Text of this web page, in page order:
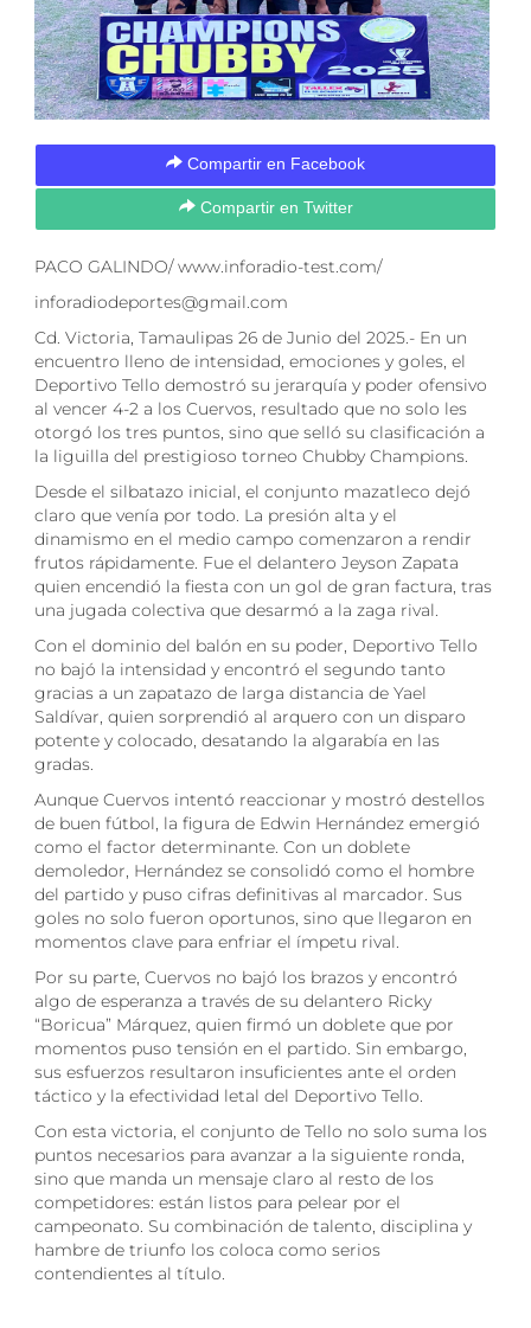
Compartir en Facebook
Compartir en Twitter
PACO GALINDO/ www.inforadio-test.com/
inforadiodeportes@gmail.com
Cd. Victoria, Tamaulipas 26 de Junio del 2025.- En un
encuentro lleno de intensidad, emociones y goles, el
Deportivo Tello demostró su jerarquía y poder ofensivo
al vencer 4-2 a los Cuervos, resultado que no solo les
otorgó los tres puntos, sino que selló su clasificación a
la liguilla del prestigioso torneo Chubby Champions.
Desde el silbatazo inicial, el conjunto mazatleco dejó
claro que venía por todo. La presión alta y el
dinamismo en el medio campo comenzaron a rendir
frutos rápidamente. Fue el delantero Jeyson Zapata
quien encendió la fiesta con un gol de gran factura, tras
una jugada colectiva que desarmó a la zaga rival.
Con el dominio del balón en su poder, Deportivo Tello
no bajó la intensidad y encontró el segundo tanto
gracias a un zapatazo de larga distancia de Yael
Saldívar, quien sorprendió al arquero con un disparo
potente y colocado, desatando la algarabía en las
gradas.
Aunque Cuervos intentó reaccionar y mostró destellos
de buen fútbol, la figura de Edwin Hernández emergió
como el factor determinante. Con un doblete
demoledor, Hernández se consolidó como el hombre
del partido y puso cifras definitivas al marcador. Sus
goles no solo fueron oportunos, sino que llegaron en
momentos clave para enfriar el ímpetu rival.
Por su parte, Cuervos no bajó los brazos y encontró
algo de esperanza a través de su delantero Ricky
“Boricua” Márquez, quien firmó un doblete que por
momentos puso tensión en el partido. Sin embargo,
sus esfuerzos resultaron insuficientes ante el orden
táctico y la efectividad letal del Deportivo Tello.
Con esta victoria, el conjunto de Tello no solo suma los
puntos necesarios para avanzar a la siguiente ronda,
sino que manda un mensaje claro al resto de los
competidores: están listos para pelear por el
campeonato. Su combinación de talento, disciplina y
hambre de triunfo los coloca como serios
contendientes al título.